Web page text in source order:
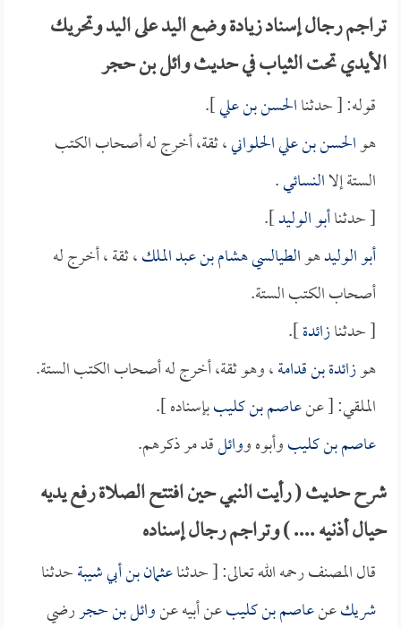
تراجم رجال إسناد زيادة وضع اليد على اليد وتحريك
الأيدي تحت الثياب في حديث وائل بن حجر
قوله: [ حدثناالحسن بن علي].
هوالحسن بن علي الحلواني، ثقة، أخرج له أصحاب الكتب
الستة إلاالنسائي.
[ حدثناأبو الوليد].
أبو الوليدهوالطيالسي هشام بن عبد الملك، ثقة ، أخرج له
أصحاب الكتب الستة.
[ حدثنازائدة].
هوزائدة بن قدامة، وهو ثقة، أخرج له أصحاب الكتب الستة.
الملقي: [ عنعاصم بن كليببإسناده ].
عاصم بن كليبوأبوه ووائلقد مر ذكرهم.
شرح حديث ( رأيت النبي حين افتتح الصلاة رفع يديه
حيال أذنيه .... ) وتراجم رجال إسناده
قال المصنف رحمه الله تعالى: [ حدثناعثمان بن أبي شيبةحدثنا
شريكعنعاصم بن كليبعن أبيه عنوائل بن حجررضي